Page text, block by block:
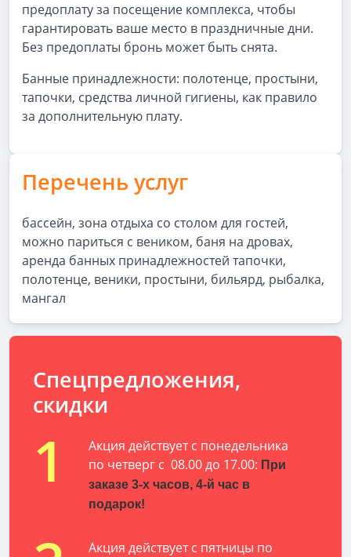
предоплату за посещение комплекса, чтобы
гарантировать ваше место в праздничные дни.
Без предоплаты бронь может быть снята.
Банные принадлежности: полотенце, простыни,
тапочки, средства личной гигиены, как правило
за дополнительную плату.
Перечень услуг
бассейн, зона отдыха со столом для гостей,
можно париться с веником, баня на дровах,
аренда банных принадлежностей тапочки,
полотенце, веники, простыни, бильярд, рыбалка,
мангал
Спецпредложения,
скидки
1
Акция действует с понедельника
по четверг с 08.00 до 17.00: При
заказе 3-х часов, 4-й час в
подарок!
Акция действует с пятницы по